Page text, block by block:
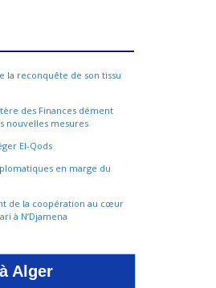
la reconquête de son tissu
des Finances dément
nouvelles mesures
El-Qods
en marge du
de la coopération au cœur
à N’Djamena
Alger